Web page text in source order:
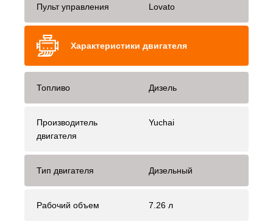
Пульт управления Lovato
Характеристики двигателя
Топливо Дизель
Производитель
двигателя
Yuchai
Тип двигателя Дизельный
Рабочий объем 7.26 л